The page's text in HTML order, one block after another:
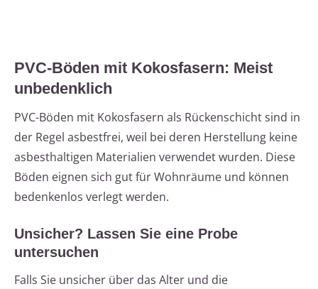
PVC-Böden mit Kokosfasern: Meist
unbedenklich
PVC-Böden mit Kokosfasern als Rückenschicht sind in
der Regel asbestfrei, weil bei deren Herstellung keine
asbesthaltigen Materialien verwendet wurden. Diese
Böden eignen sich gut für Wohnräume und können
bedenkenlos verlegt werden.
Unsicher? Lassen Sie eine Probe
untersuchen
Falls Sie unsicher über das Alter und die